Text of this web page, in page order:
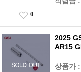
0
2025
AR15
상품가 :